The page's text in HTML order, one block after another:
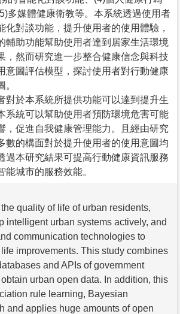
多媒體健康衛教等。本系統透過使用者
化對談功能，提升使用者的使用體驗，
輔助功能幫助使用者達到居家生活環境
，然而研究進一步整合健康信念與科技
意圖評估模型，探討使用者對行動健康
對於本系統所提供功能可以達到提升生
系統可以幫助使用者預防環境危害可能
，促進自我健康管理能力。且經由研究
數的構面對於提升使用者的使用意圖均
過本研究結果可提高行動健康資訊服務
能城市的服務效能。
quality of life of urban residents,
intelligent urban systems actively, and
communication technologies to
improvements. This study combines
and APIs of government
urban open data. In addition, this
rule learning, Bayesian
and applies huge amounts of open